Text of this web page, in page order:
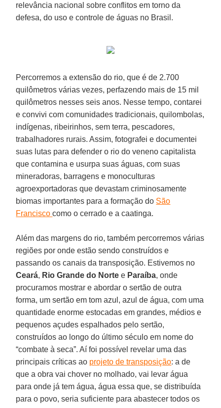
relevância nacional sobre conflitos em torno da
defesa, do uso e controle de águas no Brasil.
Percorremos a extensão do rio, que é de 2.700
quilômetros várias vezes, perfazendo mais de 15 mil
quilômetros nesses seis anos. Nesse tempo, contarei
e convivi com comunidades tradicionais, quilombolas,
indígenas, ribeirinhos, sem terra, pescadores,
trabalhadores rurais. Assim, fotografei e documentei
suas lutas para defender o rio do veneno capitalista
que contamina e usurpa suas águas, com suas
mineradoras, barragens e monoculturas
agroexportadoras que devastam criminosamente
biomas importantes para a formação do São
Franciscocomo o cerrado e a caatinga.
Além das margens do rio, também percorremos várias
regiões por onde estão sendo construídos e
passando os canais da transposição. Estivemos no
Ceará, Rio Grande do Norte e Paraíba, onde
procuramos mostrar e abordar o sertão de outra
forma, um sertão em tom azul, azul de água, com uma
quantidade enorme estocadas em grandes, médios e
pequenos açudes espalhados pelo sertão,
construídos ao longo do último século em nome do
“combate à seca”. Aí foi possível revelar uma das
principais críticas ao projeto de transposição: a de
que a obra vai chover no molhado, vai levar água
para onde já tem água, água essa que, se distribuída
para o povo, seria suficiente para abastecer todos os